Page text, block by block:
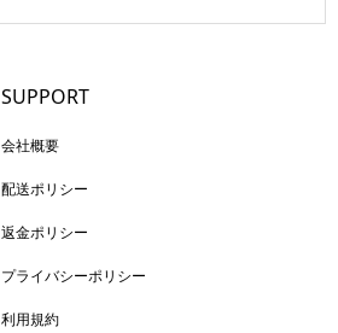
SUPPORT
会社概要
配送ポリシー
返金ポリシー
プライバシーポリシー
利用規約